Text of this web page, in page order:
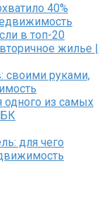
40%
в топ-20
жилье |
своими руками,
одного из самых
для чего